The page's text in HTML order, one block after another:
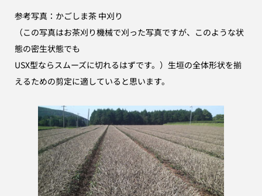
参考写真：かごしま茶 中刈り
（この写真はお茶刈り機械で刈った写真ですが、このような状
態の密生状態でも
USX型ならスムーズに切れるはずです。）生垣の全体形状を揃
えるための剪定に適していると思います。